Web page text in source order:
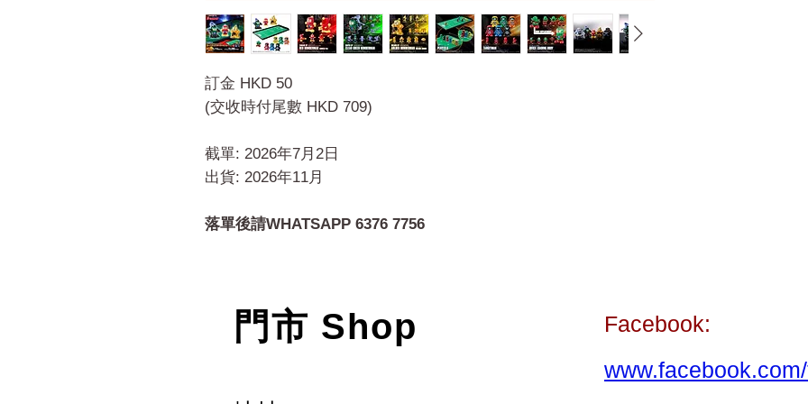
訂金 HKD 50
(交收時付尾數 HKD 709)
截單: 2026年7月2日
出貨: 2026年11月
落單後請WHATSAPP 6376 7756
門市 Shop
Facebook: